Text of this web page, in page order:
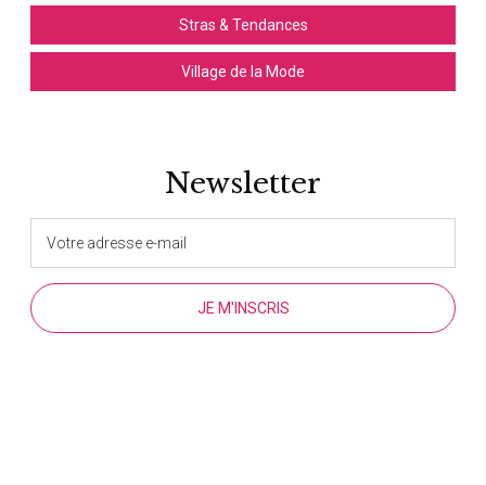
Stras & Tendances
Village de la Mode
Newsletter